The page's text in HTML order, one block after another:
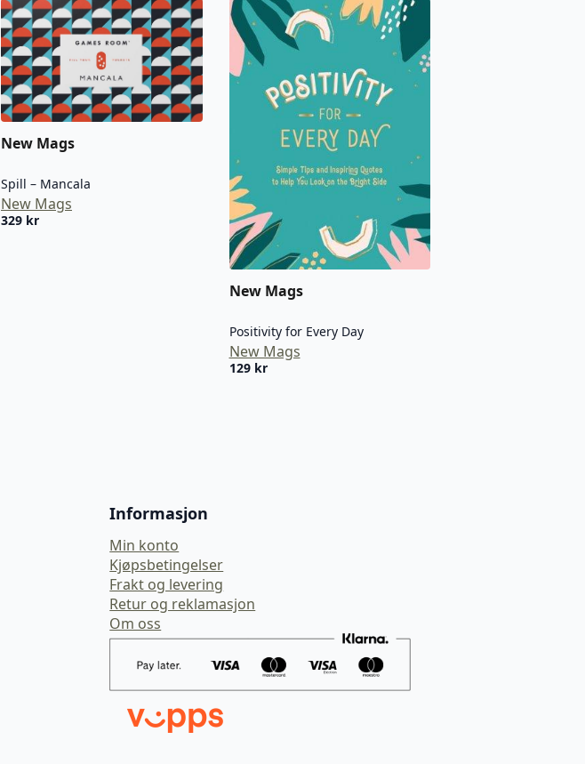
New Mags
Spill – Mancala
New Mags
329 kr
New Mags
Positivity for Every Day
New Mags
129 kr
Informasjon
Min konto
Kjøpsbetingelser
Frakt og levering
Retur og reklamasjon
Om oss